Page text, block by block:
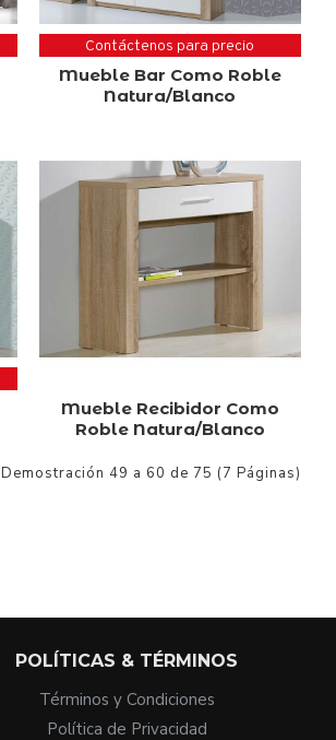
Contáctenos para precio
Mueble Bar Como Roble
Natura/Blanco
Mueble Recibidor Como
Roble Natura/Blanco
Demostración 49 a 60 de 75 (7 Páginas)
POLÍTICAS & TÉRMINOS
Términos y Condiciones
Política de Privacidad